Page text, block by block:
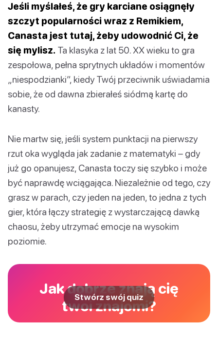
Jeśli myślałeś, że gry karciane osiągnęły
szczyt popularności wraz z Remikiem,
Canasta jest tutaj, żeby udowodnić Ci, że
się mylisz. Ta klasyka z lat 50. XX wieku to gra
zespołowa, pełna sprytnych układów i momentów
„niespodzianki”, kiedy Twój przeciwnik uświadamia
sobie, że od dawna zbierałeś siódmą kartę do
kanasty.
Nie martw się, jeśli system punktacji na pierwszy
rzut oka wygląda jak zadanie z matematyki – gdy
już go opanujesz, Canasta toczy się szybko i może
być naprawdę wciągająca. Niezależnie od tego, czy
grasz w parach, czy jeden na jeden, to jedna z tych
gier, która łączy strategię z wystarczającą dawką
chaosu, żeby utrzymać emocje na wysokim
poziomie.
Jak dobrze znają cię
twoi znajomi?
Stwórz swój quiz